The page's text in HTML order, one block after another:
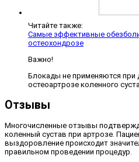
Читайте также:
Самые эффективные
остеохондрозе
Важно!
Блокады не применяются
остеоартрозе коленного
Отзывы
Многочисленные отзывы
коленный сустав при артрозе.
выздоровление происходит
правильном проведении процедур.